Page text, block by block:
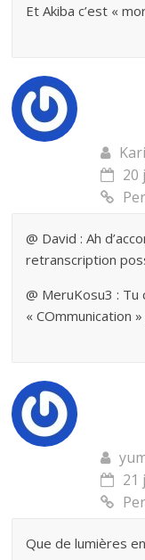
Et Akiba c’est «
20
@ David : Ah
retranscription
@ MeruKosu3 : Tu
« COmmunication
21
Que de lumières